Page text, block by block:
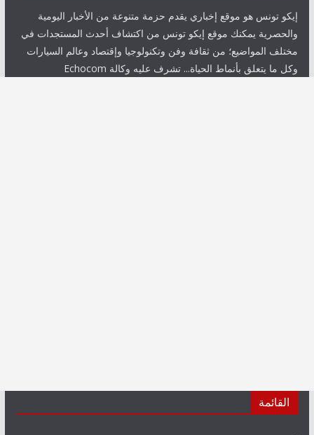
إيكو تونس هو موقع إخباري يقدم حزمة متنوعة من الأخبار اليومية
والحصرية يمكنك موقع إيكو تونس من اكتشاف أحدث المستجدات في
مختلف المواضيع؛ من ثقافة وفن وتكنولوجيا وإقتصاد وعالم السيارات
وكل ما يتعلق بأنماط الحياة... تشرف عليه وكالة Echocom
القائمة